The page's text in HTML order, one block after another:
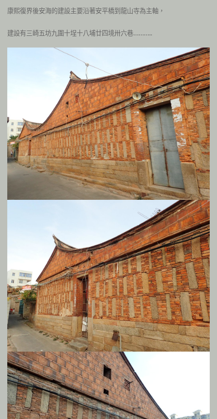
康熙復界後安海的建設主要沿著安平橋到龍山寺為主軸，
建設有三崎五坊九圍十埕十八埔廿四境卅六巷………..